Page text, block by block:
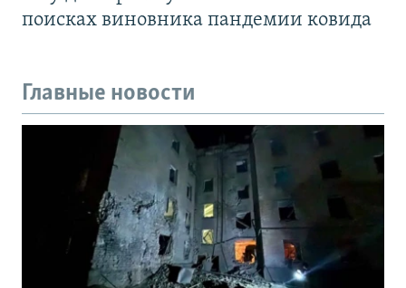
поисках виновника пандемии ковида
Главные новости